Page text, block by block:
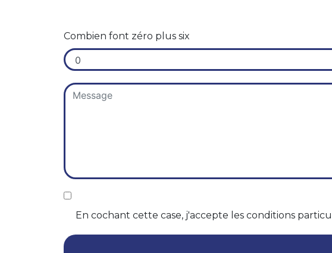
Combien font zéro plus six
En cochant cette case, j'accepte les conditions